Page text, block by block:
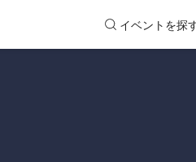
イベントを探